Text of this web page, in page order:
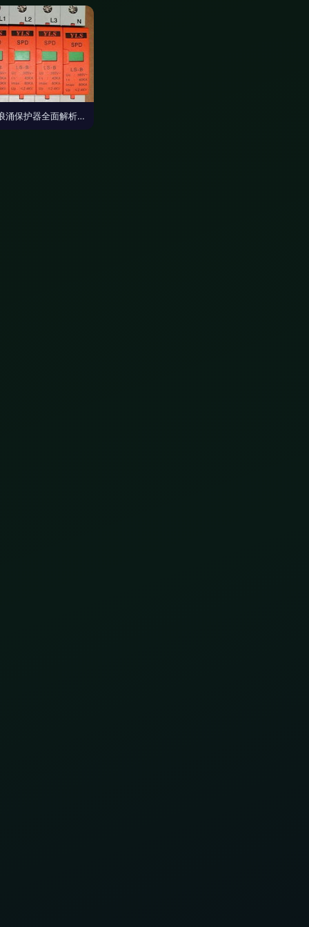
LS10浪涌保护器全面解析 10kA电源防雷器批发与选购指南